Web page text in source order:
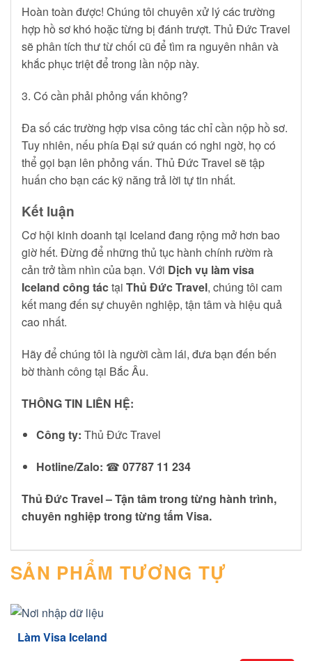
Hoàn toàn được! Chúng tôi chuyên xử lý các trường
hợp hồ sơ khó hoặc từng bị đánh trượt. Thủ Đức Travel
sẽ phân tích thư từ chối cũ để tìm ra nguyên nhân và
khắc phục triệt để trong lần nộp này.
3. Có cần phải phỏng vấn không?
Đa số các trường hợp visa công tác chỉ cần nộp hồ sơ.
Tuy nhiên, nếu phía Đại sứ quán có nghi ngờ, họ có
thể gọi bạn lên phỏng vấn. Thủ Đức Travel sẽ tập
huấn cho bạn các kỹ năng trả lời tự tin nhất.
Kết luận
Cơ hội kinh doanh tại Iceland đang rộng mở hơn bao
giờ hết. Đừng để những thủ tục hành chính rườm rà
cản trở tầm nhìn của bạn. Với Dịch vụ làm visa
Iceland công táctại Thủ Đức Travel, chúng tôi cam
kết mang đến sự chuyên nghiệp, tận tâm và hiệu quả
cao nhất.
Hãy để chúng tôi là người cầm lái, đưa bạn đến bến
bờ thành công tại Bắc Âu.
THÔNG TIN LIÊN HỆ:
Công ty: Thủ Đức Travel
Hotline/Zalo: ☎ 07787 11 234
Thủ Đức Travel – Tận tâm trong từng hành trình,
chuyên nghiệp trong từng tấm Visa.
SẢN PHẨM TƯƠNG TỰ
Làm Visa Iceland